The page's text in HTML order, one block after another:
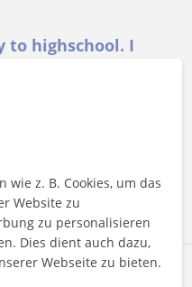
to highschool. I
I have ALevels
APs preparation too.
Kontaktieren
z. B. Cookies, um das
Website zu
zu personalisieren
Dies dient auch dazu,
Webseite zu bieten.